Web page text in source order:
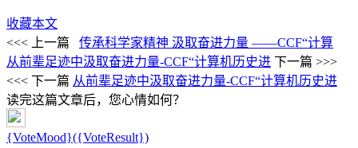
收藏本文
<<< 上一篇
传承科学家精神 汲取奋进力量 ——CCF“计算
从前辈足迹中汲取奋进力量-CCF“计算机历史进 下一篇 >>>
<<< 下一篇 从前辈足迹中汲取奋进力量-CCF“计算机历史进
读完这篇文章后，您心情如何？
{VoteMood}({VoteResult})